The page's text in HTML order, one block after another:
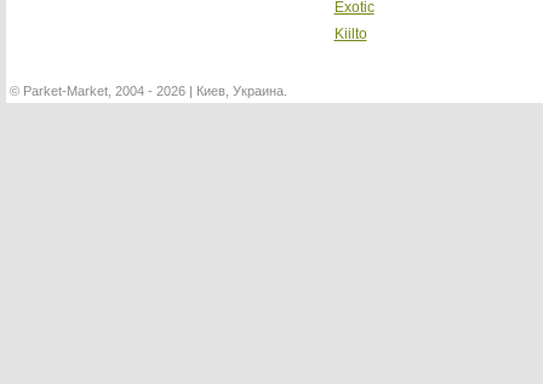
Exotic
Kiilto
©Parket-Market, 2004 - 2026 | Киев, Украина.